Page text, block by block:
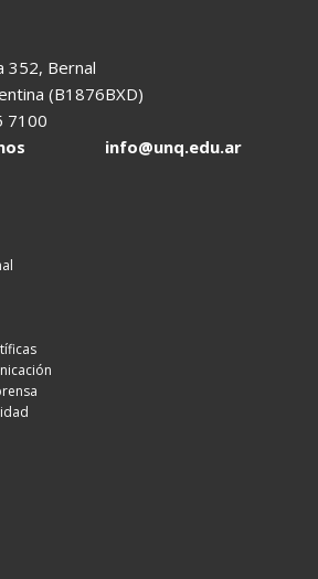
352, Bernal
(B1876BXD)
7100
info@unq.edu.ar